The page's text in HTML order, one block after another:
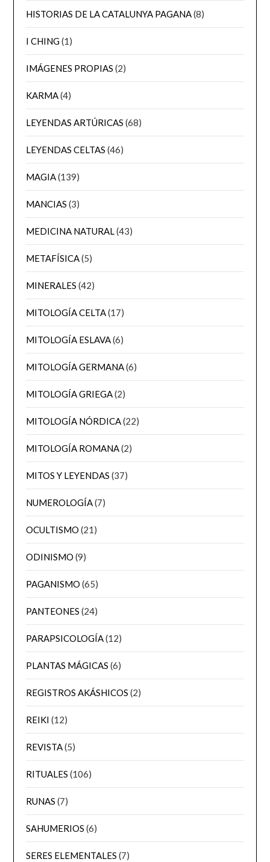
HISTORIAS DE LA CATALUNYA PAGANA(8)
I CHING(1)
IMÁGENES PROPIAS (2)
KARMA(4)
LEYENDAS ARTÚRICAS (68)
LEYENDAS CELTAS (46)
MAGIA(139)
MANCIAS (3)
MEDICINA NATURAL(43)
METAFÍSICA(5)
MINERALES (42)
MITOLOGÍA CELTA(17)
MITOLOGÍA ESLAVA(6)
MITOLOGÍA GERMANA(6)
MITOLOGÍA GRIEGA(2)
MITOLOGÍA NÓRDICA(22)
MITOLOGÍA ROMANA(2)
MITOS Y LEYENDAS (37)
NUMEROLOGÍA(7)
OCULTISMO (21)
ODINISMO (9)
PAGANISMO (65)
PANTEONES (24)
PARAPSICOLOGÍA(12)
PLANTAS MÁGICAS (6)
REGISTROS AKÁSHICOS (2)
REIKI (12)
REVISTA(5)
RITUALES (106)
RUNAS (7)
SAHUMERIOS (6)
SERES ELEMENTALES (7)